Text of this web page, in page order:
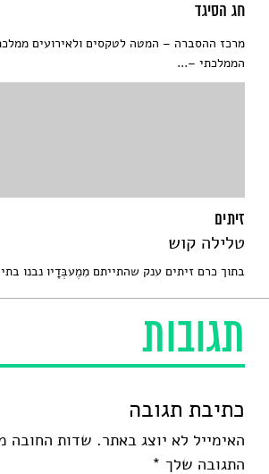
תגובות
כתיבת תגובה
האימייל לא יוצג באתר. שדות החובה
התגובה שלך *
חג הסיגד
מרכז ההסברה – המטה לטקסים ולאירועים
הממלכתי –...
זיתים
טלילה קוש
בתוך כרם זיתים ענק שהתייתם מִמֶעבְּדָיו נבנו